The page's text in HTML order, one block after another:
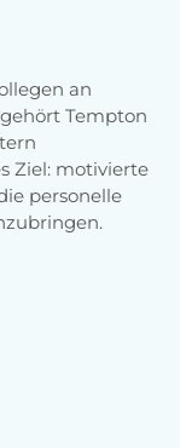
an
Tempton
Ziel: motivierte
personelle